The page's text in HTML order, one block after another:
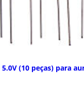
5.0V (10 peças) para